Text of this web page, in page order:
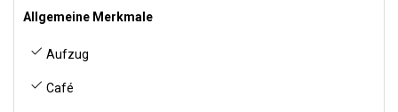
Allgemeine Merkmale
Aufzug
Café